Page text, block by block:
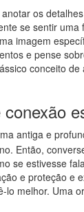
os
se sentir uma
imagem
e pense
conceito de
antiga e
Então,
se estivesse
e proteção e
lo melhor. Uma